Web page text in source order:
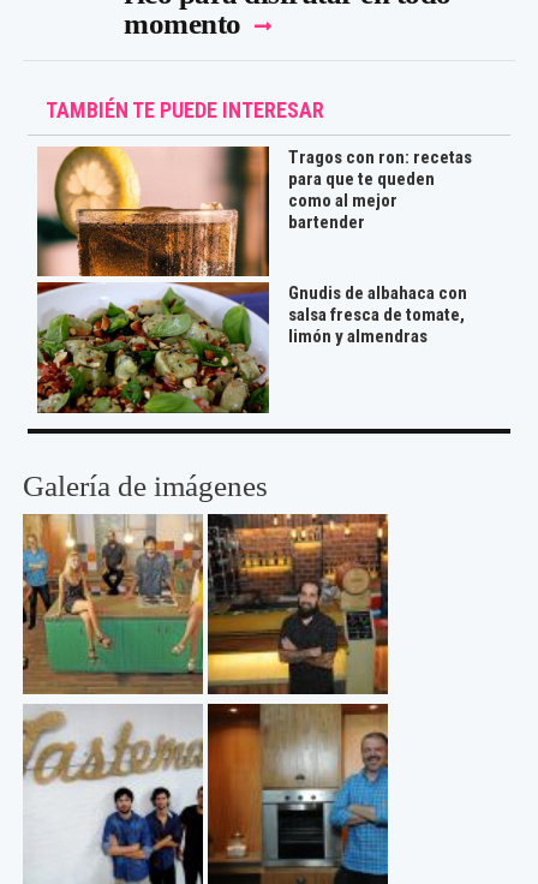
momento
TAMBIÉN TE PUEDE INTERESAR
Tragos con ron: recetas
para que te queden
como al mejor
bartender
Gnudis de albahaca con
salsa fresca de tomate,
limón y almendras
Galería de imágenes